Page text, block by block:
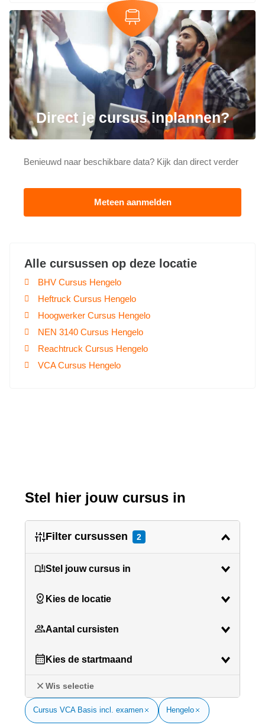
Direct je cursus inplannen?
Benieuwd naar beschikbare data? Kijk dan direct verder
Meteen aanmelden
Alle cursussen op deze locatie
BHV Cursus Hengelo
Heftruck Cursus Hengelo
Hoogwerker Cursus Hengelo
NEN 3140 Cursus Hengelo
Reachtruck Cursus Hengelo
VCA Cursus Hengelo
Stel hier jouw cursus in
Filter cursussen 2
Stel jouw cursus in
Kies de locatie
Aantal cursisten
Kies de startmaand
Wis selectie
Cursus VCA Basis incl. examen Hengelo